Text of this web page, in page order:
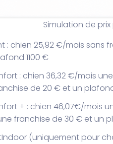
Simulation de
: chien 25,92 €/mois sans
1100 €
: chien 36,32 €/mois
de 20 € et un
+ : chien 46,07€/mois
franchise de 30 € et un
(uniquement pour